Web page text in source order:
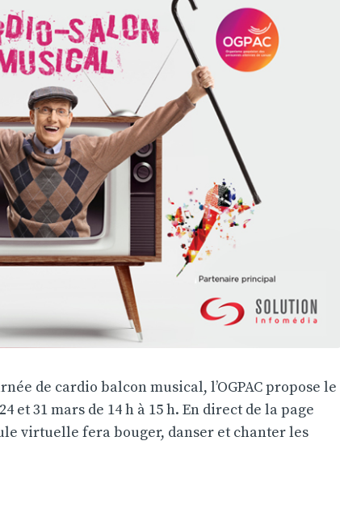
de cardio balcon musical, l’OGPAC propose le
et 31 mars de 14 h à 15 h. En direct de la page
virtuelle fera bouger, danser et chanter les